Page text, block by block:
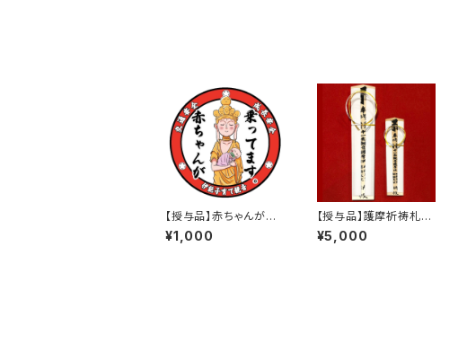
【授与品】赤ちゃんが乗
ってますステッカー
¥1,000
【授与品】護摩祈祷札
(小)
¥5,000